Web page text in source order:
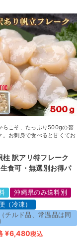
らこそ、たっぷり500gの贅
。お刺身で食べると甘くてお
柱 訳アリ特フレーク
食可・無選別お得パ
沖縄県のみ送料別
（冷凍）
チルド品、常温品は同
¥6,480税込